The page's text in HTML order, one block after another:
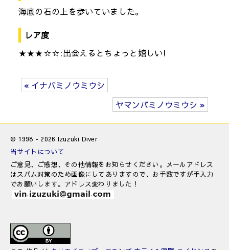
海底の石の上を歩いていました。
レア度
★★★☆☆:出会えるとちょっと嬉しい!
« イナバミノウミウシ
ヤマンバミノウミウシ »
© 1998 - 2026 Izuzuki Diver
当サイトについて
ご意見、ご感想、その他情報をお知らせください。メールアドレス
はスパム対策のため画像にしてありますので、お手数ですが手入力
でお願いします。アドレス変わりました！